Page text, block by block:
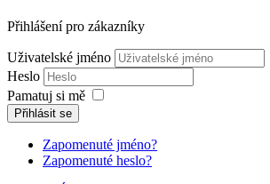
Přihlášení pro zákazníky
Uživatelské jméno
Heslo
Pamatuj si mě
Přihlásit se
Zapomenuté jméno?
Zapomenuté heslo?